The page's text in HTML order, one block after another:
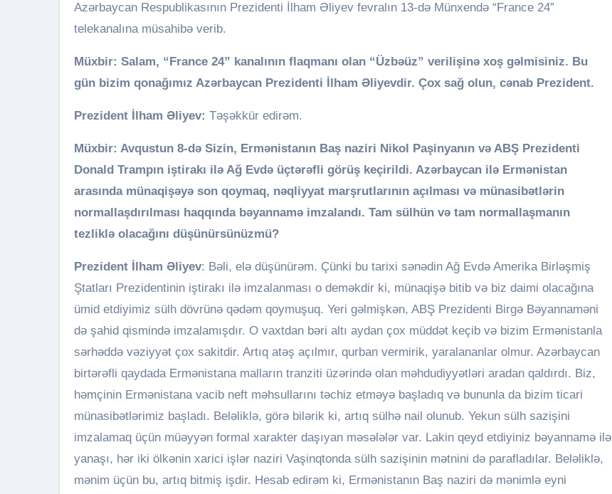
Azərbaycan Respublikasının Prezidenti İlham Əliyev fevralın 13-də Münxendə “France 24”
telekanalına müsahibə verib.
Müxbir: Salam, “France 24” kanalının flaqmanı olan “Üzbəüz” verilişinə xoş gəlmisiniz. Bu
gün bizim qonağımız Azərbaycan Prezidenti İlham Əliyevdir. Çox sağ olun, cənab Prezident.
Prezident İlham Əliyev: Təşəkkür edirəm.
Müxbir: Avqustun 8-də Sizin, Ermənistanın Baş naziri Nikol Paşinyanın və ABŞ Prezidenti
Donald Trampın iştirakı ilə Ağ Evdə üçtərəfli görüş keçirildi. Azərbaycan ilə Ermənistan
arasında münaqişəyə son qoymaq, nəqliyyat marşrutlarının açılması və münasibətlərin
normallaşdırılması haqqında bəyannamə imzalandı. Tam sülhün və tam normallaşmanın
tezliklə olacağını düşünürsünüzmü?
Prezident İlham Əliyev: Bəli, elə düşünürəm. Çünki bu tarixi sənədin Ağ Evdə Amerika Birləşmiş
Ştatları Prezidentinin iştirakı ilə imzalanması o deməkdir ki, münaqişə bitib və biz daimi olacağına
ümid etdiyimiz sülh dövrünə qədəm qoymuşuq. Yeri gəlmişkən, ABŞ Prezidenti Birgə Bəyannaməni
də şahid qismində imzalamışdır. O vaxtdan bəri altı aydan çox müddət keçib və bizim Ermənistanla
sərhəddə vəziyyət çox sakitdir. Artıq atəş açılmır, qurban vermirik, yaralananlar olmur. Azərbaycan
birtərəfli qaydada Ermənistana malların tranziti üzərində olan məhdudiyyətləri aradan qaldırdı. Biz,
həmçinin Ermənistana vacib neft məhsullarını təchiz etməyə başladıq və bununla da bizim ticari
münasibətlərimiz başladı. Beləliklə, görə bilərik ki, artıq sülhə nail olunub. Yekun sülh sazişini
imzalamaq üçün müəyyən formal xarakter daşıyan məsələlər var. Lakin qeyd etdiyiniz bəyannamə ilə
yanaşı, hər iki ölkənin xarici işlər naziri Vaşinqtonda sülh sazişinin mətnini də parafladılar. Beləliklə,
mənim üçün bu, artıq bitmiş işdir. Hesab edirəm ki, Ermənistanın Baş naziri də mənimlə eyni